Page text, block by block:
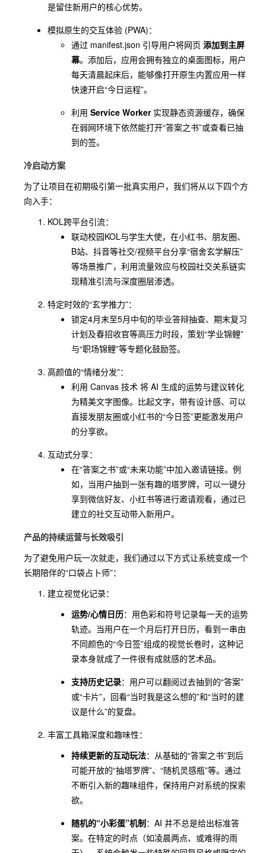
专业塔
罗占
面解析
视觉设
计精
美，塔
专业细
致
向，操
作复
杂，社
交属性
无法满
足用户
保留娱
乐性，
强化轻
社交与
适配，
贴合年
的使用
是留住新用户的核心优势。
模拟原生的交互体验 (PWA)：
通过 manifest.json 引导用户将网页 添加到主屏
幕。添加后，应用会拥有独立的桌面图标，用户
每天清晨起床后，能够像打开原生内置应用一样
快速开启“今日运程”。
利用 Service Worker实现静态资源缓存，确保
在弱网环境下依然能打开“答案之书”或查看已抽
到的签。
冷启动方案
为了让项目在初期吸引第一批真实用户，我们将从以下四个方
向入手：
KOL跨平台引流：
联动校园KOL与学生大使，在小红书、朋友圈、
B站、抖音等社交/视频平台分享“宿舍玄学解压”
等场景推广，利用流量效应与校园社交关系链实
现精准引流与深度圈层渗透。
特定时效的“玄学推力”：
锁定4月末至5月中旬的毕业答辩抽查、期末复习
计划及春招收官等高压力时段，策划“学业锦鲤”
与“职场锦鲤”等专题化鼓励签。
高颜值的“情绪分发”：
利用 Canvas 技术 将 AI 生成的运势与建议转化
为精美文字图像。比起文字，带有设计感、可以
直接发朋友圈或小红书的“今日签”更能激发用户
的分享欲。
互动式分享：
在“答案之书”或“未来功能”中加入邀请链接。例
如，当用户抽到一张有趣的塔罗牌，可以一键分
享到微信好友、小红书等进行邀请观看，通过已
建立的社交互动带入新用户。
产品的持续运营与长效吸引
为了避免用户玩一次就走，我们通过以下方式让系统变成一个
长期陪伴的“口袋占卜师”：
建立视觉化记录：
运势/心情日历：用色彩和符号记录每一天的运势
轨迹。当用户在一个月后打开日历，看到一串由
不同颜色的“今日签”组成的视觉长卷时，这种记
录本身就成了一件很有成就感的艺术品。
支持历史记录：用户可以翻阅过去抽到的“答案”
或“卡片”，回看“当时我是这么想的”和“当时的建
议是什么”的复盘。
丰富工具箱深度和趣味性：
持续更新的互动玩法：从基础的“答案之书”到后
可能开放的“抽塔罗牌”、“随机灵感瓶”等。通过
不断引入新的趣味组件，保持用户对系统的探索
欲。
随机的“小彩蛋”机制：AI 并不总是给出标准答
案。在特定的时点（如凌晨两点、或难得的雨